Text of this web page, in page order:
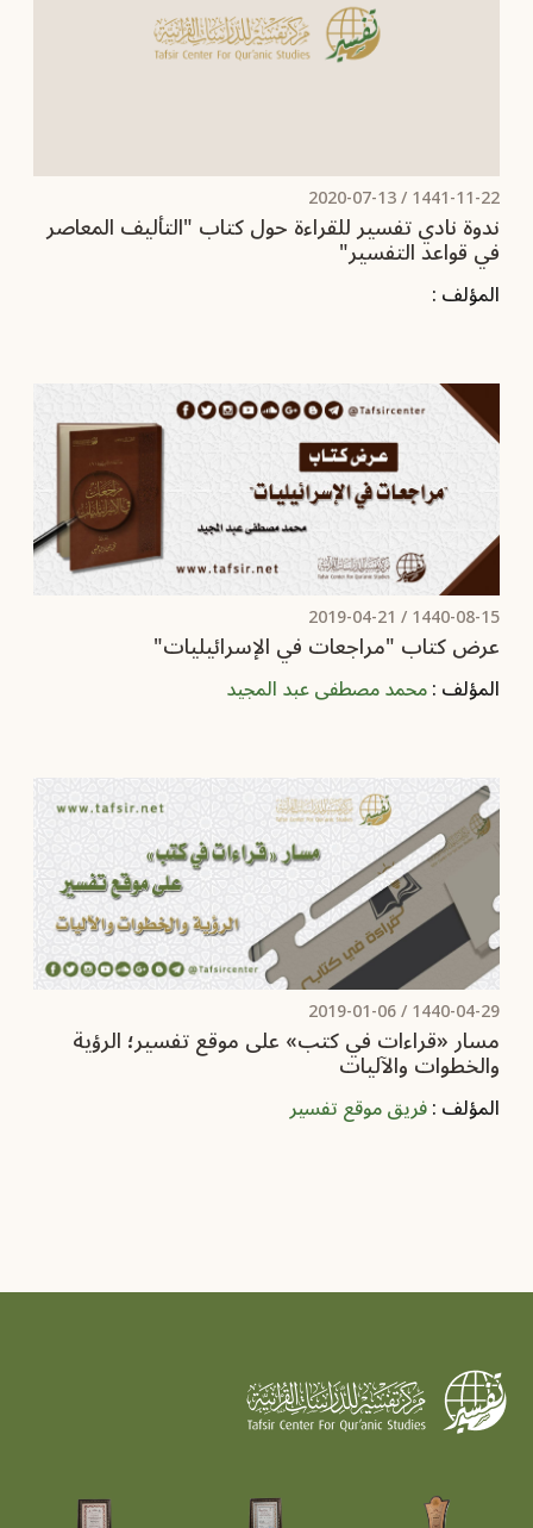
1441-11-22 /
2020-07-13
ندوة نادي تفسير للقراءة حول كتاب "التأليف المعاصر
في قواعد التفسير"
المؤلف :
1440-08-15 /
2019-04-21
عرض كتاب "مراجعات في الإسرائيليات"
المؤلف :محمد مصطفى عبد المجيد
1440-04-29 /
2019-01-06
مسار «قراءات في كتب» على موقع تفسير؛ الرؤية
والخطوات والآليات
المؤلف :فريق موقع تفسير